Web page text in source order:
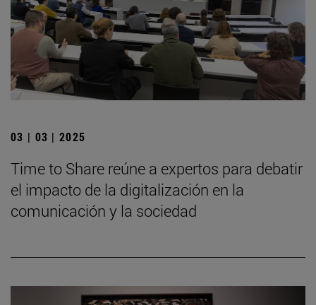
03 | 03 | 2025
Time to Share reúne a expertos para debatir
el impacto de la digitalización en la
comunicación y la sociedad